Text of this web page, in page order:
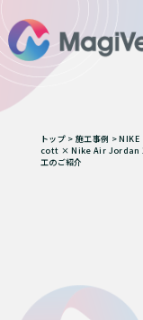
トップ> 施工事例 >NIKE
cott × Nike Air Jordan 1
工のご紹介